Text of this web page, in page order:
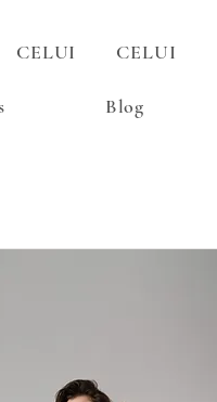
CELUI CELUI
Blog